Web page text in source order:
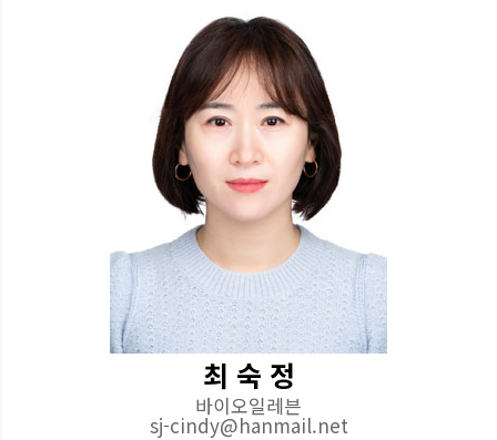
최 숙 정
바이오일레븐
sj-cindy@hanmail.net